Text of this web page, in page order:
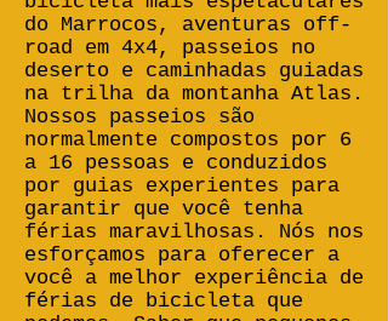
do Marrocos, aventuras off-
road em 4x4, passeios no
deserto e caminhadas guiadas
na trilha da montanha Atlas.
Nossos passeios são
normalmente compostos por 6
a 16 pessoas e conduzidos
por guias experientes para
garantir que você tenha
férias maravilhosas. Nós nos
esforçamos para oferecer a
você a melhor experiência de
férias de bicicleta que